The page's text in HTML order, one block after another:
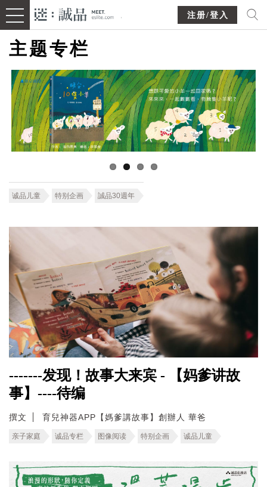
注册/登入
主题专栏
诚品儿童 特别企画 誠品30週年
-------发现！故事大来宾 - 【妈爹讲故
事】----待编
撰文 育兒神器APP【媽爹講故事】創辦人 華爸
亲子家庭 诚品专栏 图像阅读 特别企画 诚品儿童